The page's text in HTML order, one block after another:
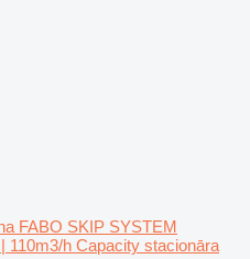
FABO SKIP SYSTEM
h Capacity stacionāra